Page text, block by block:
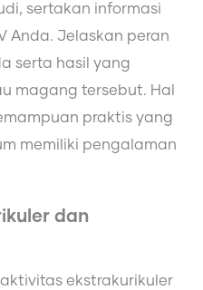
sertakan informasi
Anda. Jelaskan peran
serta hasil yang
magang tersebut. Hal
praktis yang
memiliki pengalaman
dan
ekstrakurikuler